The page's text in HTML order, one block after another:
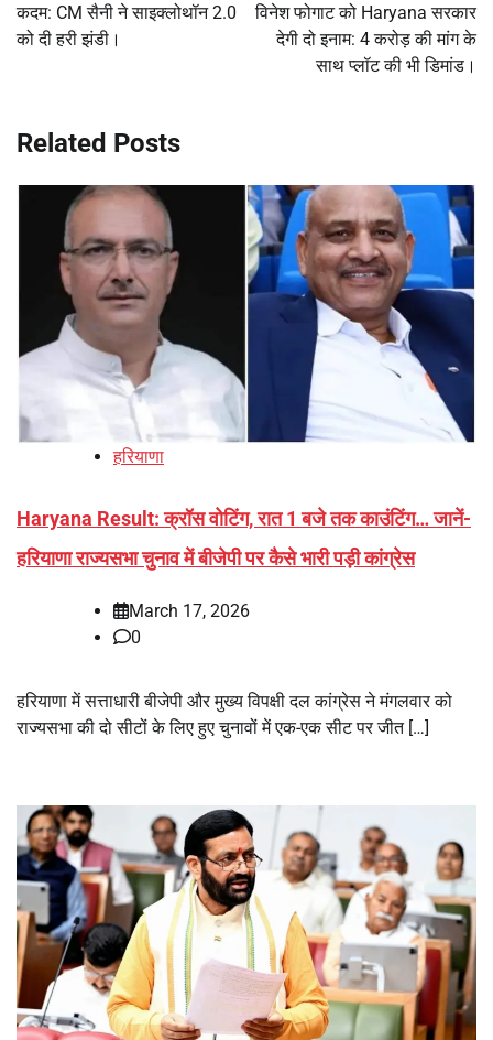
कदम: CM सैनी ने साइक्लोथॉन 2.0
को दी हरी झंडी।
विनेश फोगाट को Haryana सरकार
देगी दो इनाम: 4 करोड़ की मांग के
साथ प्लॉट की भी डिमांड।
Related Posts
हरियाणा
Haryana Result: क्रॉस वोटिंग, रात 1 बजे तक काउंटिंग… जानें-
हरियाणा राज्यसभा चुनाव में बीजेपी पर कैसे भारी पड़ी कांग्रेस
March 17, 2026
0
हरियाणा में सत्ताधारी बीजेपी और मुख्य विपक्षी दल कांग्रेस ने मंगलवार को
राज्यसभा की दो सीटों के लिए हुए चुनावों में एक-एक सीट पर जीत […]